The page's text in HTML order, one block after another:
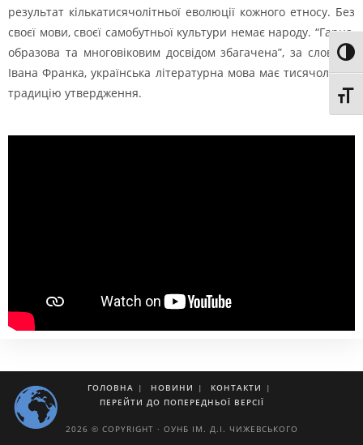
результат кількатисячолітньої еволюції кожного етносу. Без
своєї мови, своєї самобутньої культури немає народу. “Гарна,
образова та многовіковим досвідом збагачена”, за словами
Івана Франка, українська літературна мова має тисячолітню
традицію утвердження.
ГОЛОВНА НОВИНИ
КОНТАКТИ
ПЕРЕЙТИ ДО ПОПЕРЕДНЬОЇ ВЕРСІЇ
2026 © COPYRIGHT · ОУНБ ІМ. Д.І. ЧИЖЕВСЬКОГО